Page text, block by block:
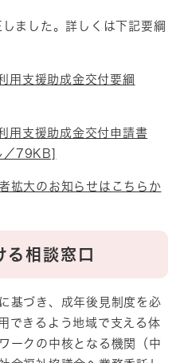
ました。詳しくは下記要綱
用支援助成金交付要綱
用支援助成金交付申請書
／79KB]
拡大のお知らせはこちらか
る相談窓口
基づき、成年後見制度を必
できるよう地域で支える体
ークの中核となる機関（中